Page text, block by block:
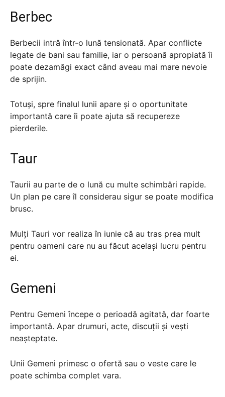
Berbec
Berbecii intră într-o lună tensionată. Apar conflicte
legate de bani sau familie, iar o persoană apropiată îi
poate dezamăgi exact când aveau mai mare nevoie
de sprijin.
Totuși, spre finalul lunii apare și o oportunitate
importantă care îi poate ajuta să recupereze
pierderile.
Taur
Taurii au parte de o lună cu multe schimbări rapide.
Un plan pe care îl considerau sigur se poate modifica
brusc.
Mulți Tauri vor realiza în iunie că au tras prea mult
pentru oameni care nu au făcut același lucru pentru
ei.
Gemeni
Pentru Gemeni începe o perioadă agitată, dar foarte
importantă. Apar drumuri, acte, discuții și vești
neașteptate.
Unii Gemeni primesc o ofertă sau o veste care le
poate schimba complet vara.